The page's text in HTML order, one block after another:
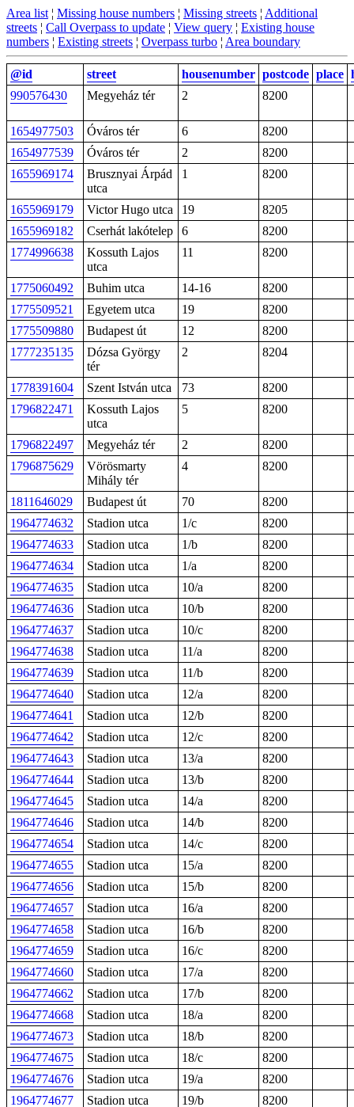
Area list ¦ Missing house numbers ¦ Missing streets ¦ Additional
streets ¦ Call Overpass to update ¦ View query ¦ Existing house
numbers ¦ Existing streets ¦ Overpass turbo ¦ Area boundary
@id street housenumber postcode place
990576430
Megyeház tér 2 8200
1654977503 Óváros tér 6
8200
1654977539
Óváros tér 2
8200
1655969174
Brusznyai Árpád
utca
1 8200
1655969179 Victor Hugo utca 19
8205
1655969182
Cserhát lakótelep 6
8200
1774996638
Kossuth Lajos
utca
11 8200
1775060492 Buhim utca 14-16
8200
1775509521
Egyetem utca 19
8200
1775509880
Budapest út 12
8200
1777235135
Dózsa György
tér
2 8204
1778391604 Szent István utca 73
8200
1796822471
Kossuth Lajos
utca
5 8200
1796822497 Megyeház tér 2
8200
1796875629
Vörösmarty
Mihály tér
4 8200
1811646029 Budapest út 70
8200
1964774632
Stadion utca 1/c
8200
1964774633
Stadion utca 1/b
8200
1964774634
Stadion utca 1/a
8200
1964774635
Stadion utca 10/a
8200
1964774636
Stadion utca 10/b
8200
1964774637
Stadion utca 10/c
8200
1964774638
Stadion utca 11/a
8200
1964774639
Stadion utca 11/b
8200
1964774640
Stadion utca 12/a
8200
1964774641
Stadion utca 12/b
8200
1964774642
Stadion utca 12/c
8200
1964774643
Stadion utca 13/a
8200
1964774644
Stadion utca 13/b
8200
1964774645
Stadion utca 14/a
8200
1964774646
Stadion utca 14/b
8200
1964774654
Stadion utca 14/c
8200
1964774655
Stadion utca 15/a
8200
1964774656
Stadion utca 15/b
8200
1964774657
Stadion utca 16/a
8200
1964774658
Stadion utca 16/b
8200
1964774659
Stadion utca 16/c
8200
1964774660
Stadion utca 17/a
8200
1964774662
Stadion utca 17/b
8200
1964774668
Stadion utca 18/a
8200
1964774673
Stadion utca 18/b
8200
1964774675
Stadion utca 18/c
8200
1964774676
Stadion utca 19/a
8200
1964774677
Stadion utca 19/b
8200